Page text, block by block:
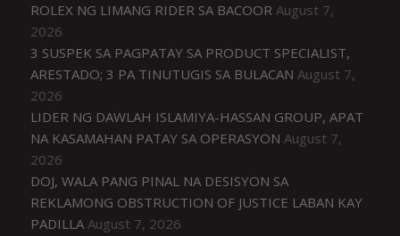
ROLEX NG LIMANG RIDER SA BACOOR August 7,
2026
3 SUSPEK SA PAGPATAY SA PRODUCT SPECIALIST,
ARESTADO; 3 PA TINUTUGIS SA BULACAN August 7,
2026
LIDER NG DAWLAH ISLAMIYA-HASSAN GROUP, APAT
NA KASAMAHAN PATAY SA OPERASYON August 7,
2026
DOJ, WALA PANG PINAL NA DESISYON SA
REKLAMONG OBSTRUCTION OF JUSTICE LABAN KAY
PADILLA August 7, 2026